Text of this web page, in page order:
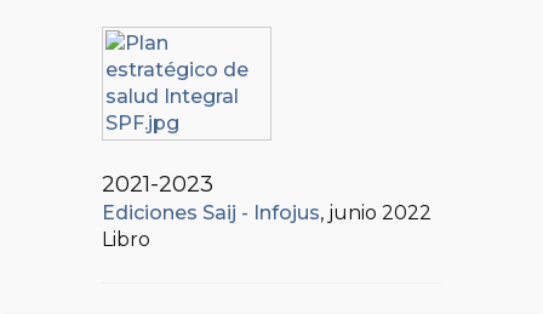
2021-2023
Ediciones Saij - Infojus, junio 2022
Libro